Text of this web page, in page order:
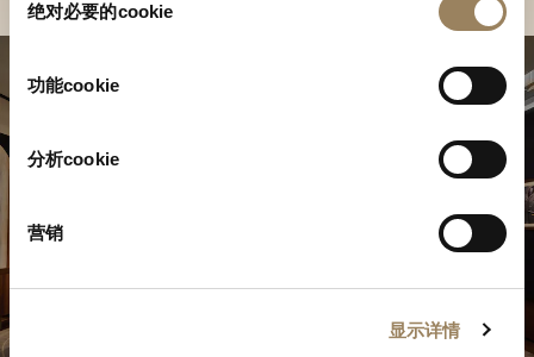
绝对必要的cookie
功能cookie
分析cookie
营销
显示详情